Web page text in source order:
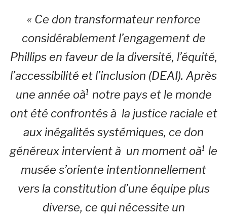
« Ce don transformateur renforce
considérablement l’engagement de
Phillips en faveur de la diversité, l’équité,
l’accessibilité et l’inclusion (DEAI). Après
une année oà¹ notre pays et le monde
ont été confrontés à la justice raciale et
aux inégalités systémiques, ce don
généreux intervient à un moment oà¹ le
musée s’oriente intentionnellement
vers la constitution d’une équipe plus
diverse, ce qui nécessite un